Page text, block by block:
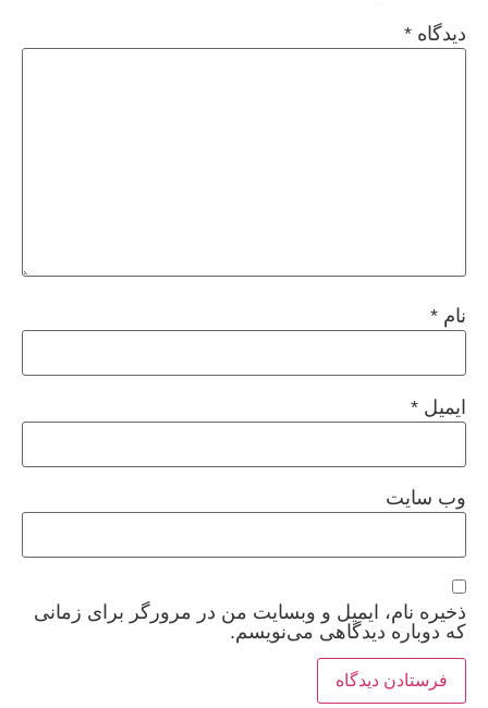
دیدگاه *
نام *
ایمیل *
وب‌ سایت
ذخیره نام، ایمیل و وبسایت من در مرورگر برای زمانی
که دوباره دیدگاهی می‌نویسم.